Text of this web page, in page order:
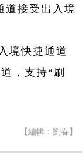
道接受出入境
境快捷通道
，支持“刷
【編輯：劉春】